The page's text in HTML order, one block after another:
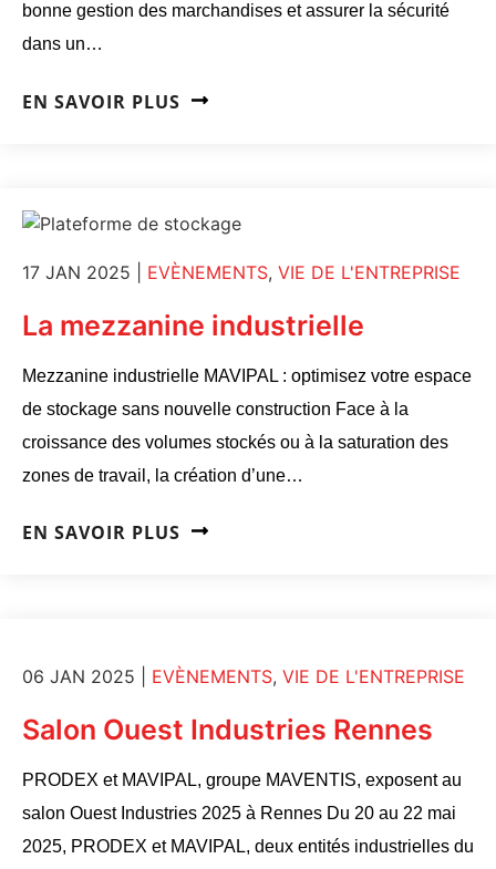
bonne gestion des marchandises et assurer la sécurité
dans un…
EN SAVOIR PLUS
17 JAN 2025 EVÈNEMENTS, VIE DE L'ENTREPRISE
La mezzanine industrielle
Mezzanine industrielle MAVIPAL : optimisez votre espace
de stockage sans nouvelle construction Face à la
croissance des volumes stockés ou à la saturation des
zones de travail, la création d’une…
EN SAVOIR PLUS
06 JAN 2025 EVÈNEMENTS, VIE DE L'ENTREPRISE
Salon Ouest Industries Rennes
PRODEX et MAVIPAL, groupe MAVENTIS, exposent au
salon Ouest Industries 2025 à Rennes Du 20 au 22 mai
2025, PRODEX et MAVIPAL, deux entités industrielles du